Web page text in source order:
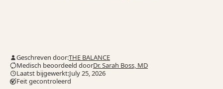
Geschreven door:THE BALANCE
Medisch beoordeeld doorDr. Sarah Boss, MD
Laatst bijgewerkt:July 25, 2026
Feit gecontroleerd